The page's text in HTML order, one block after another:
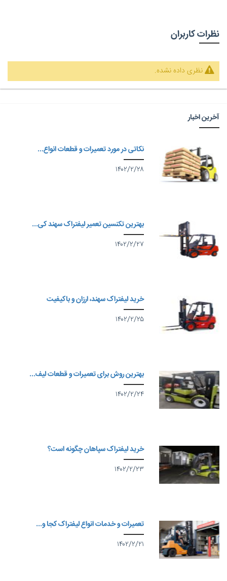
نظرات کاربران
نظری داده نشده.
آخرین اخبار
نکاتی در مورد تعمیرات و قطعات انواع...
۱۴۰۲/۲/۲۸
بهترین تکنسین تعمیر لیفتراک سهند کی...
۱۴۰۲/۲/۲۷
خرید لیفتراک سهند، ارزان و باکیفیت
۱۴۰۲/۲/۲۵
بهترین روش برای تعمیرات و قطعات لیف...
۱۴۰۲/۲/۲۴
خرید لیفتراک سپاهان چگونه است؟
۱۴۰۲/۲/۲۳
تعمیرات و خدمات انواع لیفتراک کجا و...
۱۴۰۲/۲/۲۱